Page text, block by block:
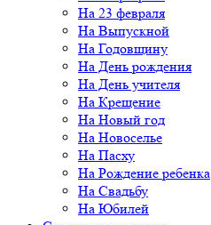
На 23 февраля
На Выпускной
На Годовщину
На День рождения
На День учителя
На Крещение
На Новый год
На Новоселье
На Пасху
На Рождение ребенка
На Свадьбу
На Юбилей